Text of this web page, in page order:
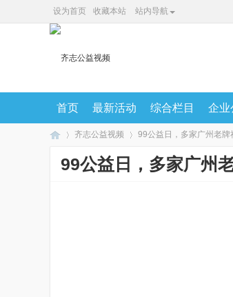
设为首页 收藏本站 站内导航
首页 最新活动 综合栏目 企业
齐志公益视频 99公益日，多家广州老牌
99公益日，多家广州